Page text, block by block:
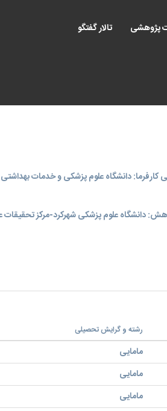
پژوهشی تالار گفتگو
کارفرما: دانشگاه علوم پزشکی و خدمات بهداشتی
دانشگاه علوم پزشکی شهرکرد-مرکز تحقیقات
رشته و گرایش تحصیلی
مامایی
مامایی
مامایی